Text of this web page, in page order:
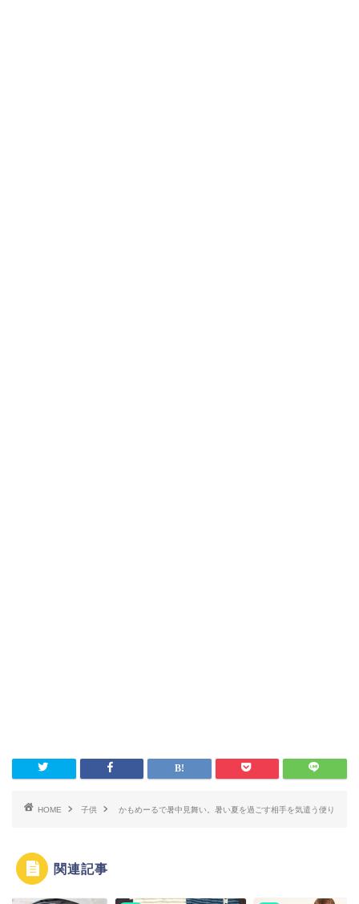
HOME 子供 かもめーるで暑中見舞い。暑い夏を過ごす相手を気遣う便り
関連記事